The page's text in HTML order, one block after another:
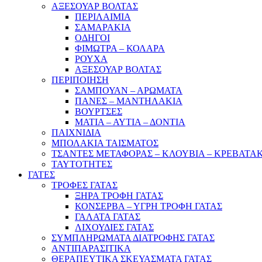
ΑΞΕΣΟΥΑΡ ΒΟΛΤΑΣ
ΠΕΡΙΛΑΙΜΙΑ
ΣΑΜΑΡΑΚΙΑ
ΟΔΗΓΟΙ
ΦΙΜΩΤΡΑ – ΚΟΛΑΡΑ
ΡΟΥΧΑ
ΑΞΕΣΟΥΑΡ ΒΟΛΤΑΣ
ΠΕΡΙΠΟΙΗΣΗ
ΣΑΜΠΟΥΑΝ – ΑΡΩΜΑΤΑ
ΠΑΝΕΣ – ΜΑΝΤΗΛΑΚΙΑ
ΒΟΥΡΤΣΕΣ
ΜΑΤΙΑ – ΑΥΤΙΑ – ΔΟΝΤΙΑ
ΠΑΙΧΝΙΔΙΑ
ΜΠΟΛΑΚΙΑ ΤΑΙΣΜΑΤΟΣ
ΤΣΑΝΤΕΣ ΜΕΤΑΦΟΡΑΣ – ΚΛΟΥΒΙΑ –
ΤΑΥΤΟΤΗΤΕΣ
ΓΑΤΕΣ
ΤΡΟΦΕΣ ΓΑΤΑΣ
ΞΗΡΑ ΤΡΟΦΗ ΓΑΤΑΣ
ΚΟΝΣΕΡΒΑ – ΥΓΡΗ ΤΡΟΦΗ ΓΑΤΑΣ
ΓΑΛΑΤΑ ΓΑΤΑΣ
ΛΙΧΟΥΔΙΕΣ ΓΑΤΑΣ
ΣΥΜΠΛΗΡΩΜΑΤΑ ΔΙΑΤΡΟΦΗΣ ΓΑΤΑΣ
ΑΝΤΙΠΑΡΑΣΙΤΙΚΑ
ΘΕΡΑΠΕΥΤΙΚΑ ΣΚΕΥΑΣΜΑΤΑ ΓΑΤΑΣ